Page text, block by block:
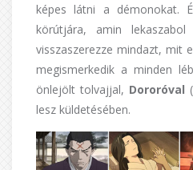
képes látni a démonokat.
körútjára, amin
visszaszerezze mindazt, mit
megismerkedik a minden
önlejölt tolvajjal, Dororóval
lesz küldetésében.